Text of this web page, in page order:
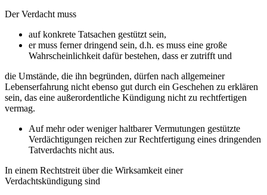
Der Verdacht muss
auf konkrete Tatsachen gestützt sein,
er muss ferner dringend sein, d.h. es muss eine große
Wahrscheinlichkeit dafür bestehen, dass er zutrifft und
die Umstände, die ihn begründen, dürfen nach allgemeiner
Lebenserfahrung nicht ebenso gut durch ein Geschehen zu erklären
sein, das eine außerordentliche Kündigung nicht zu rechtfertigen
vermag.
Auf mehr oder weniger haltbarer Vermutungen gestützte
Verdächtigungen reichen zur Rechtfertigung eines dringenden
Tatverdachts nicht aus.
In einem Rechtstreit über die Wirksamkeit einer
Verdachtskündigung sind